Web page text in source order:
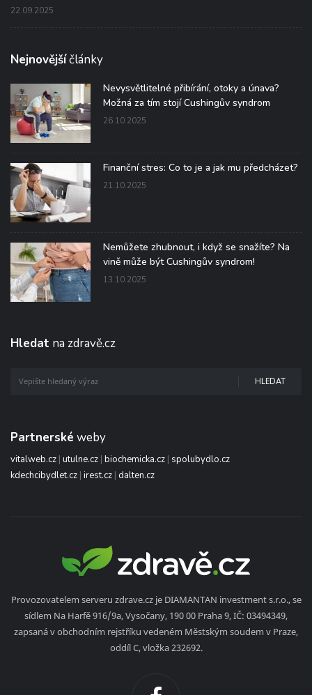
22.09.2025
Nejnovějšíčlánky
Nevysvětlitelné přibírání, otoky a únava?
Možná za tím stojí Cushingův syndrom
26.10.2025
Finanční stres: Co to je a jak mu předcházet?
21.10.2025
Nemůžete zhubnout, i když se snažíte? Na
vině může být Cushingův syndrom!
13.10.2025
Hledat na zdravě.cz
HLEDAT
Partnerské weby
vitalweb.cz | utulne.cz | biochemicka.cz | spolubydlo.cz
kdechcibydlet.cz | irest.cz | dalten.cz
Provozovatelem serveru zdrave.cz je DIAMANTAN investment s.r.o., se
sídlem Na Harfě 916/9a, Vysočany, 190 00 Praha 9, IČ: 03494349,
zapsaná v obchodním rejstříku vedeném Městským soudem v Praze,
oddíl C, vložka 232692.